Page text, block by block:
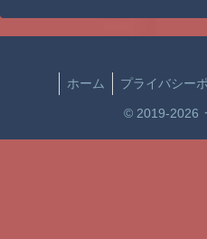
ホーム プライバシー
© 2019-2026